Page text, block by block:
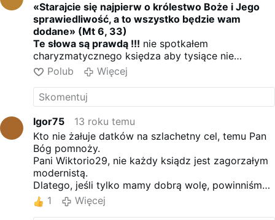
«Starajcie się najpierw o królestwo Boże i Jego
sprawiedliwość, a to wszystko będzie wam
dodane» (Mt 6, 33)
Te słowa są prawdą !!! nie spotkałem
charyzmatycznego księdza aby tysiące nie
ciągnęły do niego, koszyki czubate jak była
składka. A nigdy o pieniądzach nic nie mówili.
Ale spotkałem też pasibrzuchów żebraków - piwko
i TV i żebranina z ambony i koszyki pustawe i w
ławkach też pusto.
Ku refleksji !!!
Polub Więcej
Igor75
13 roku temu
Kto nie żałuje datków na szlachetny cel, temu Pan
Bóg pomnoży.
Pani Wiktorio29, nie każdy ksiądz jest zagorzałym
modernistą.
Dlatego, jeśli tylko mamy dobrą wolę, powinniśmy
pomagać bliźnim.
1 Więcej